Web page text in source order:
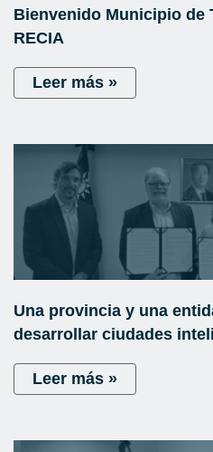
Bienvenido Municipio de
RECIA
Leer más »
Una provincia y una
desarrollar ciudades
Leer más »